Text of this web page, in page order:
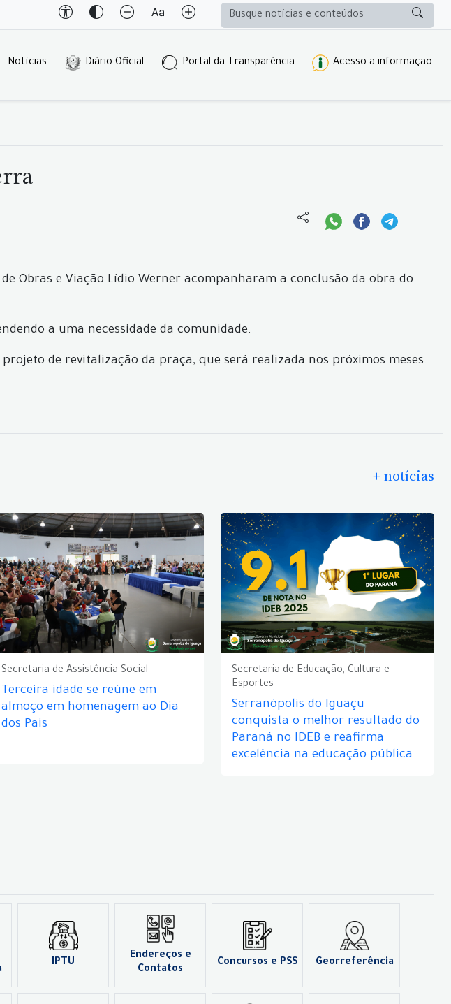
Notícias Diário Oficial Portal da Transparência Acesso a informação
Obras e Viação Lídio Werner acompanharam a conclusão da obra do
a uma necessidade da comunidade.
de revitalização da praça, que será realizada nos próximos meses.
+ notícias
Secretaria de Assistência Social
Terceira idade se reúne em
almoço em homenagem ao Dia
dos Pais
Secretaria de Educação, Cultura e
Esportes
Serranópolis do Iguaçu
conquista o melhor resultado do
Paraná no IDEB e reafirma
excelência na educação pública
IPTU
Endereços e
Contatos
Concursos e PSS Georreferência